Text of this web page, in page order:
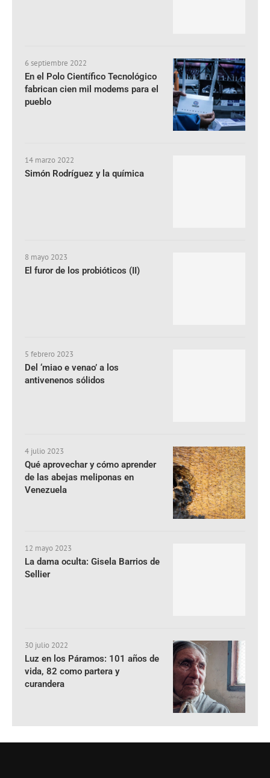
6 septiembre 2022
En el Polo Científico Tecnológico
fabrican cien mil modems para el
pueblo
14 marzo 2022
Simón Rodríguez y la química
8 mayo 2023
El furor de los probióticos (II)
5 febrero 2023
Del ‘miao e venao’ a los
antivenenos sólidos
4 julio 2023
Qué aprovechar y cómo aprender
de las abejas meliponas en
Venezuela
12 mayo 2023
La dama oculta: Gisela Barrios de
Sellier
30 julio 2022
Luz en los Páramos: 101 años de
vida, 82 como partera y
curandera